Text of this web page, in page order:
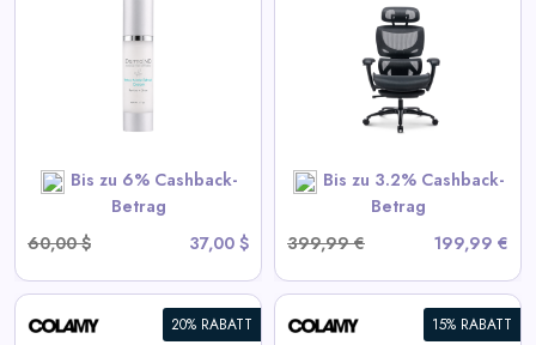
Bis zu 6% Cashback-
Betrag
60,00 $
37,00 $
Bis zu 3.2% Cashback-
Betrag
399,99 €
199,99 €
Ergonomischer Bürostuhl
View All Colamy Deals
SHOP NOW
20% RABATT 15% RABATT